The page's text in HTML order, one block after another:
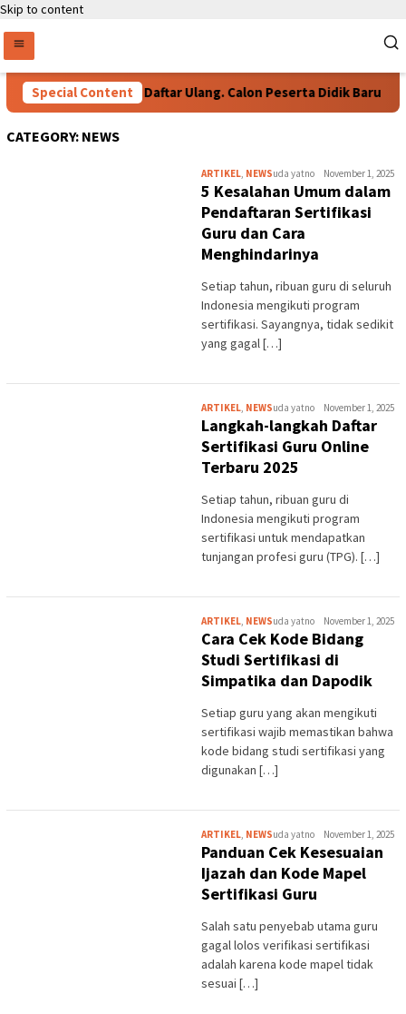
Skip to content
Special Content
Persyaratan Daftar Ulang. Calon Peserta Didik Baru
CATEGORY: NEWS
ARTIKEL, NEWSuda yatno November 1, 2025
5 Kesalahan Umum dalam
Pendaftaran Sertifikasi
Guru dan Cara
Menghindarinya
Setiap tahun, ribuan guru di seluruh
Indonesia mengikuti program
sertifikasi. Sayangnya, tidak sedikit
yang gagal […]
ARTIKEL, NEWSuda yatno November 1, 2025
Langkah-langkah Daftar
Sertifikasi Guru Online
Terbaru 2025
Setiap tahun, ribuan guru di
Indonesia mengikuti program
sertifikasi untuk mendapatkan
tunjangan profesi guru (TPG). […]
ARTIKEL, NEWSuda yatno November 1, 2025
Cara Cek Kode Bidang
Studi Sertifikasi di
Simpatika dan Dapodik
Setiap guru yang akan mengikuti
sertifikasi wajib memastikan bahwa
kode bidang studi sertifikasi yang
digunakan […]
ARTIKEL, NEWSuda yatno November 1, 2025
Panduan Cek Kesesuaian
Ijazah dan Kode Mapel
Sertifikasi Guru
Salah satu penyebab utama guru
gagal lolos verifikasi sertifikasi
adalah karena kode mapel tidak
sesuai […]